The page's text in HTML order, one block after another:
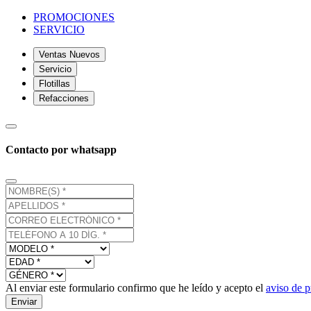
PROMOCIONES
SERVICIO
Ventas Nuevos
Servicio
Flotillas
Refacciones
Contacto por whatsapp
Al enviar este formulario confirmo que he leído y acepto el aviso de
Enviar